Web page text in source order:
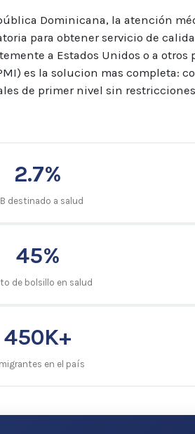
Dominicana, la atención
para obtener servicio de
a Estados Unidos o a otros
es la solucion mas completa:
de primer nivel sin
2.7%
destinado a salud
45%
de bolsillo en salud
450K+
en el país